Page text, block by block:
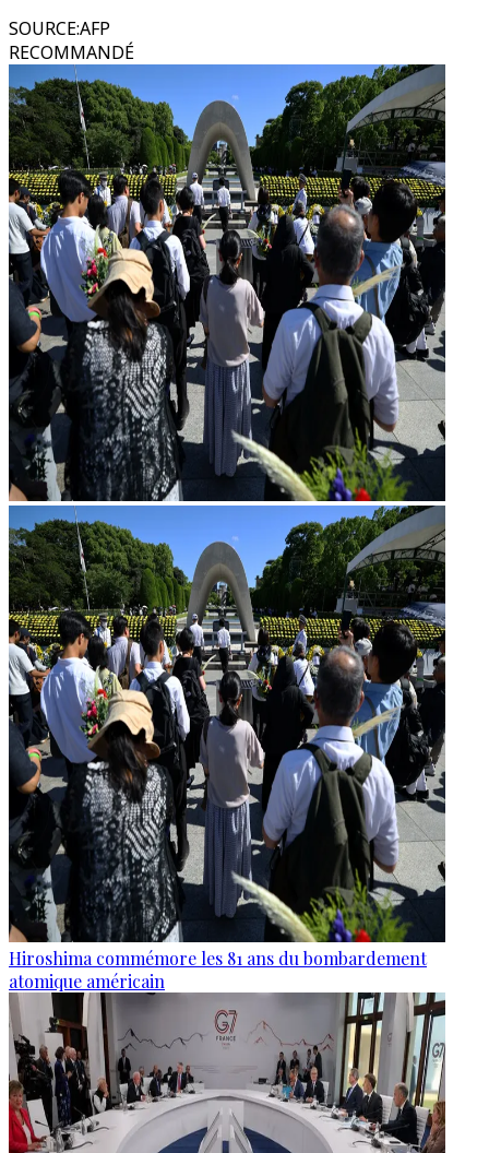
SOURCE:AFP
RECOMMANDÉ
Hiroshima commémore les 81 ans du bombardement
atomique américain